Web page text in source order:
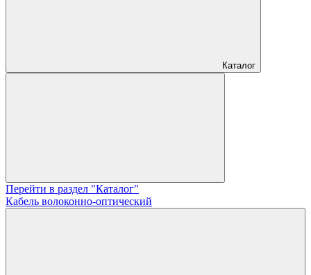
Каталог
Перейти в раздел "Каталог"
Кабель волоконно-оптический